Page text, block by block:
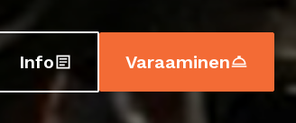
Info Varaaminen